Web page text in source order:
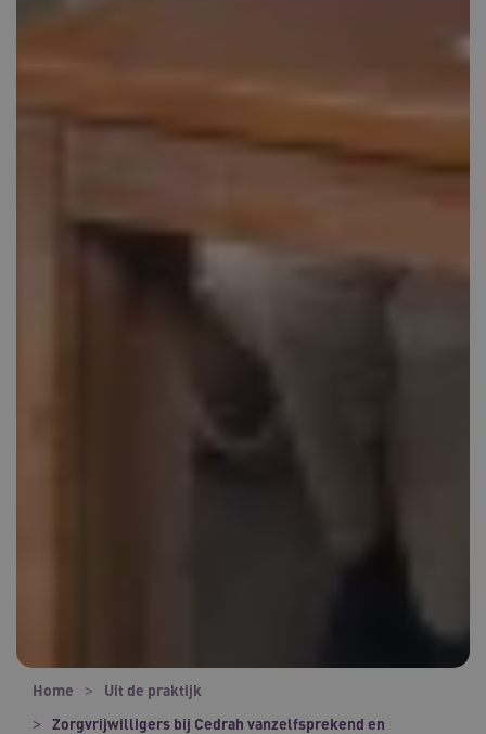
Home
Uit de praktijk
Zorgvrijwilligers bij Cedrah vanzelfsprekend en